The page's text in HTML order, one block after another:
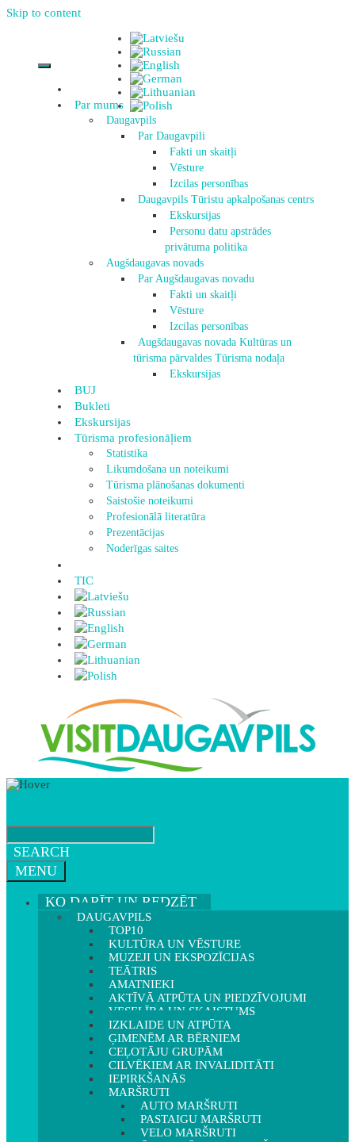
Skip to content
Par mums
Daugavpils
Par Daugavpili
Fakti un skaitļi
Vēsture
Izcilas personības
Daugavpils Tūristu apkalpošanas centrs
Ekskursijas
Personu datu apstrādes
privātuma politika
Augšdaugavas novads
Par Augšdaugavas novadu
Fakti un skaitļi
Vēsture
Izcilas personības
Augšdaugavas novada Kultūras un
tūrisma pārvaldes Tūrisma nodaļa
Ekskursijas
BUJ
Bukleti
Ekskursijas
Tūrisma profesionāļiem
Statistika
Likumdošana un noteikumi
Tūrisma plānošanas dokumenti
Saistošie noteikumi
Profesionālā literatūra
Prezentācijas
Noderīgas saites
TIC
SEARCH
MENU
KO DARĪT UN REDZĒT
DAUGAVPILS
TOP10
KULTŪRA UN VĒSTURE
MUZEJI UN EKSPOZĪCIJAS
TEĀTRIS
AMATNIEKI
AKTĪVĀ ATPŪTA UN PIEDZĪVOJUMI
VESELĪBA UN SKAISTUMS
IZKLAIDE UN ATPŪTA
ĢIMENĒM AR BĒRNIEM
CEĻOTĀJU GRUPĀM
CILVĒKIEM AR INVALIDITĀTI
IEPIRKŠANĀS
MARŠRUTI
AUTO MARŠRUTI
PASTAIGU MARŠRUTI
VELO MARŠRUTI